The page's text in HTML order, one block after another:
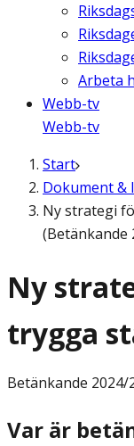
Arbeta
Webb-tv
Webb-tv
Start
Dokument &
Ny strategi
(Betänkande
Ny
trygga
Betänkande 2024/
Var är